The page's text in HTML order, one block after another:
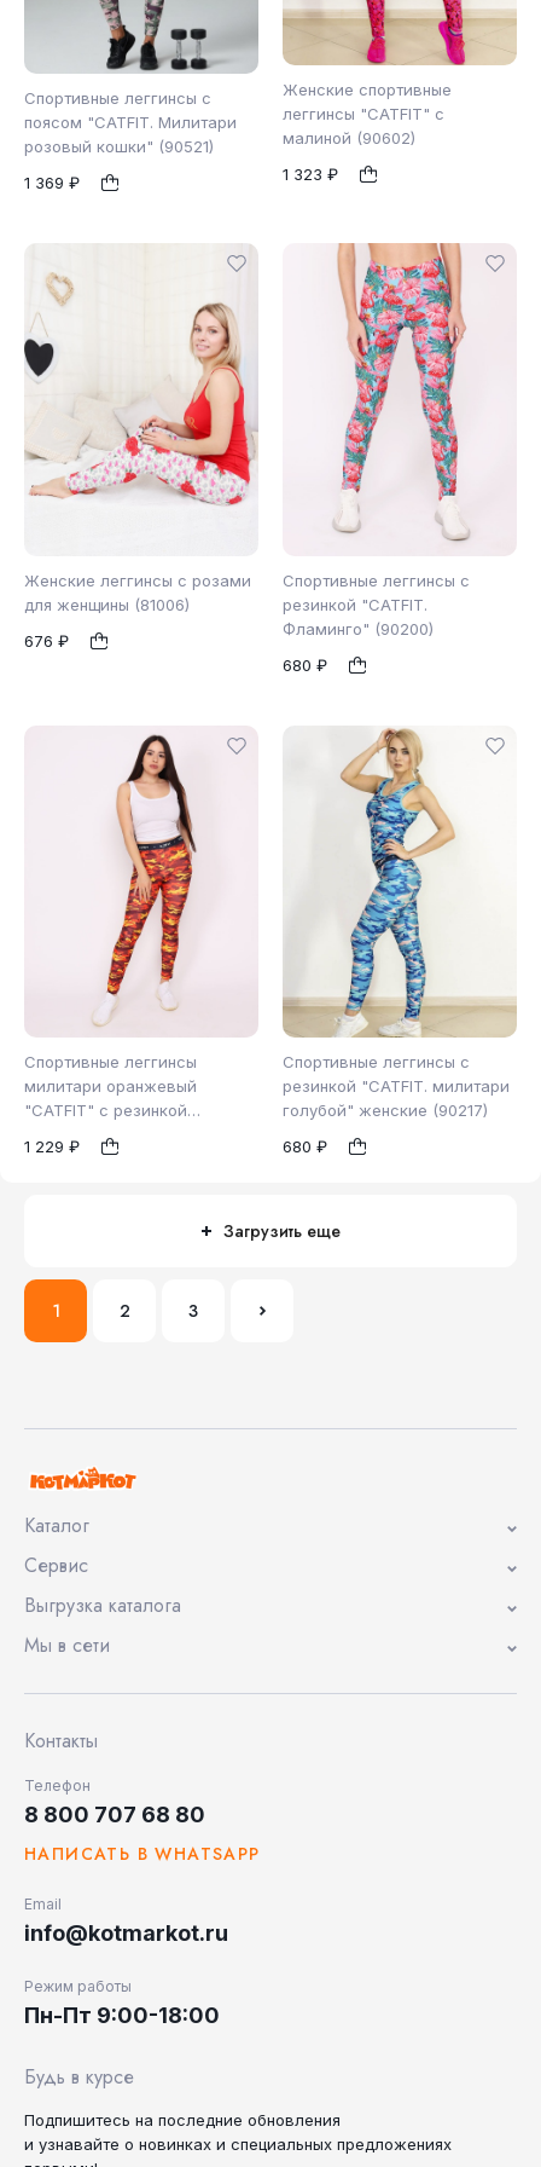
Спортивные леггинсы с
поясом "CATFIT. Милитари
розовый кошки" (90521)
1 369 ₽
1
Женские спортивные
леггинсы "CATFIT" с
малиной (90602)
1 323 ₽
1
Женские леггинсы с розами
для женщины (81006)
676 ₽
XS
Спортивные леггинсы с
резинкой "CATFIT.
Фламинго" (90200)
680 ₽
1
Спортивные леггинсы
милитари оранжевый
"CATFIT" с резинкой
женские (90216)
1 229 ₽ 1
Спортивные леггинсы с
резинкой "CATFIT. милитари
голубой" женские (90217)
680 ₽
1
1 2 3
Загрузить еще
Каталог
Сервис
Выгрузка каталога
Мы в сети
Контакты
Телефон
8 800 707 68 80
НАПИСАТЬ В WHATSAPP
Email
info@kotmarkot.ru
Режим работы
Пн-Пт 9:00-18:00
Будь в курсе
Подпишитесь на последние обновления
и узнавайте о новинках и специальных предложениях